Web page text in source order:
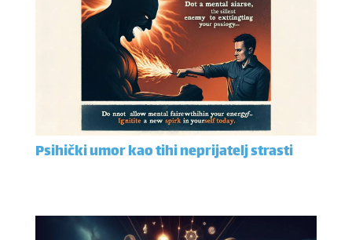
Psihički umor kao tihi neprijatelj strasti